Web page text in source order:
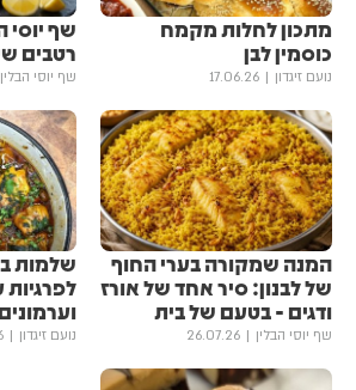
מתכון לחלות מקמח
כוסמין לבן
נועם זיגדון 17.06.26
רטבים
שף יוסי הבלין
המנה שמקורה בערי החוף
של לבנון: סיר אחד של אורז
ודגים - בטעם של בית
שף יוסי הבלין 26.07.26
שלמות
וערמונים
נועם זיגדון